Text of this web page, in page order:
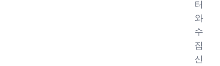
터
와
수
집
신